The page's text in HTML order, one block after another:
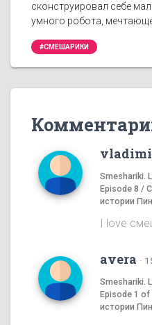
сконструировал себе
умного робота,
#СМЕШАРИКИ
Smeshariki.
Episode 8 /
истории
I love
avera ·
Smeshariki.
Episode 1
истории